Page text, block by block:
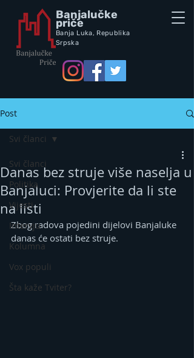
Banjalučke
priče
Banja Luka, Republika
Srpska
Post
Svi članci
Politika
Vijesti
Intervju
Kolumna
Vox populi
Šta kaže Tviter?
Svi članci
Danas bez struje više naselja u
Banjaluci: Provjerite da li ste
na listi
Zbog radova pojedini dijelovi Banjaluke
danas će ostati bez struje.